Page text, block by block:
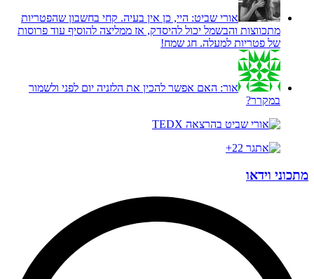
אורי שביט: היי, כן אין בעיה. קחי בחשבון שהפטריות
מתכווצות והבשמל יכול להיסדק, אז ממליצה להוסיף עוד פרוסות
של פטריות למעלה. חג שמח!
אור: האם אפשר להכין את הלזניה יום לפני ולשמור
במקרר?
מתכוני וידאו